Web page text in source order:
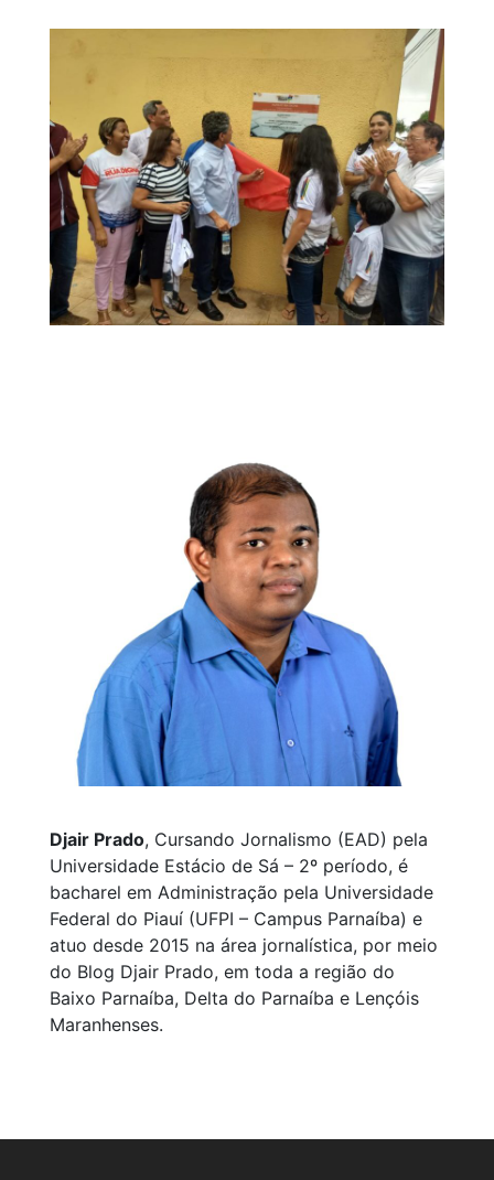
Djair Prado, Cursando Jornalismo (EAD) pela
Universidade Estácio de Sá – 2º período, é
bacharel em Administração pela Universidade
Federal do Piauí (UFPI – Campus Parnaíba) e
atuo desde 2015 na área jornalística, por meio
do Blog Djair Prado, em toda a região do
Baixo Parnaíba, Delta do Parnaíba e Lençóis
Maranhenses.